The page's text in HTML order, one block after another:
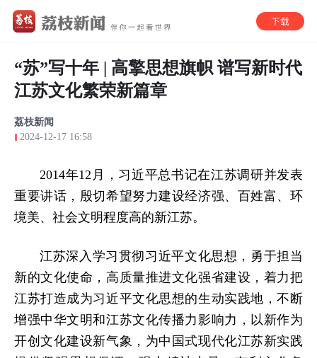
“苏”写十年 | 高擎思想旗帜 谱写新时代
江苏文化繁荣新篇章
荔枝新闻
2024-12-17 16:58
2014年12月，习近平总书记在江苏调研并发表
重要讲话，殷切希望努力建设经济强、百姓富、环
境美、社会文明程度高的新江苏。
江苏深入学习贯彻习近平文化思想，勇于担当
新的文化使命，高质量推进文化强省建设，着力把
江苏打造成为习近平文化思想的生动实践地，不断
增强中华文明和江苏文化传播力影响力，以新作为
开创文化建设新气象，为中国式现代化江苏新实践